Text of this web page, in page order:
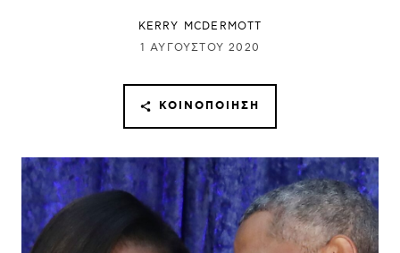
KERRY MCDERMOTT
1 ΑΥΓΟΎΣΤΟΥ 2020
ΚΟΙΝΟΠΟΊΗΣΗ